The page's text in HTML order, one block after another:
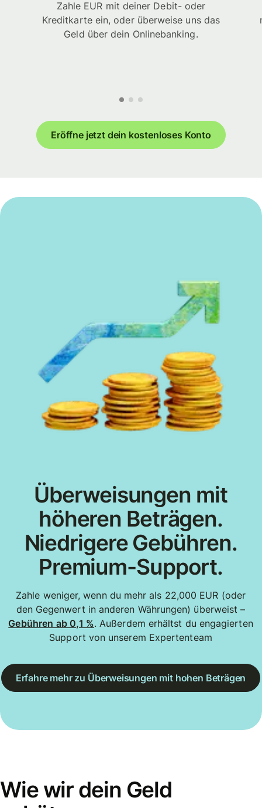
Zahle EUR mit deiner Debit- oder
Kreditkarte ein, oder überweise uns das
Geld über dein Onlinebanking.
Eröffne jetzt dein kostenloses Konto
Überweisungen mit
höheren Beträgen.
Niedrigere Gebühren.
Premium-Support.
Zahle weniger, wenn du mehr als 22,000 EUR (oder
den Gegenwert in anderen Währungen) überweist –
Gebühren ab 0,1 %. Außerdem erhältst du engagierten
Support von unserem Expertenteam
Erfahre mehr zu Überweisungen mit hohen Beträgen
Wie wir dein Geld